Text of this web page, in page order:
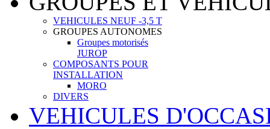
VEHICULES NEUF -3,5 T
GROUPES AUTONOMES
Groupes motorisés
JUROP
COMPOSANTS POUR
INSTALLATION
MORO
DIVERS
VEHICULES